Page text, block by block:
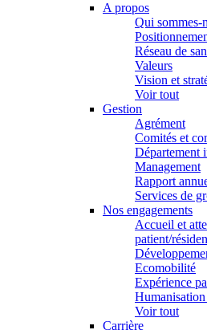
A propos
Qui sommes-
Réseau de
Valeurs
Vision et
Voir tout
Gestion
Agrément
Comités et
Département
Management
Rapport
Services de
Nos engagements
Accueil et
patient/
Ecomobilité
Expérience
Humanisation
Voir tout
Carrière